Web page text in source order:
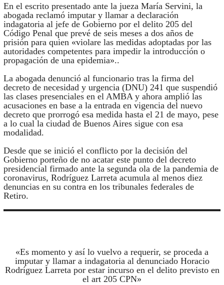
En el escrito presentado ante la jueza María Servini, la
abogada reclamó imputar y llamar a declaración
indagatoria al jefe de Gobierno por el delito 205 del
Código Penal que prevé de seis meses a dos años de
prisión para quien «violare las medidas adoptadas por las
autoridades competentes para impedir la introducción o
propagación de una epidemia»..
La abogada denunció al funcionario tras la firma del
decreto de necesidad y urgencia (DNU) 241 que suspendió
las clases presenciales en el AMBA y ahora amplió las
acusaciones en base a la entrada en vigencia del nuevo
decreto que prorrogó esa medida hasta el 21 de mayo, pese
a lo cual la ciudad de Buenos Aires sigue con esa
modalidad.
Desde que se inició el conflicto por la decisión del
Gobierno porteño de no acatar este punto del decreto
presidencial firmado ante la segunda ola de la pandemia de
coronavirus, Rodríguez Larreta acumula al menos diez
denuncias en su contra en los tribunales federales de
Retiro.
«Es momento y así lo vuelvo a requerir, se proceda a
imputar y llamar a indagatoria al denunciado Horacio
Rodríguez Larreta por estar incurso en el delito previsto en
el art 205 CPN»